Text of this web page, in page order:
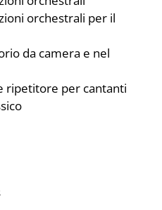
orchestrali per il
da camera e nel
ripetitore per cantanti